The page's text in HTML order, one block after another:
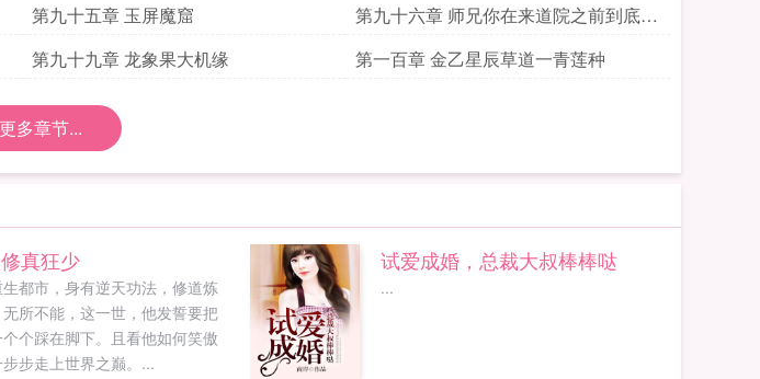
第九十五章 玉屏魔窟
第九十六章 师兄你在来道院之前到底做
的是什么营生二合一
第九十九章 龙象果大机缘 第一百章 金乙星辰草道一青莲种
多章节...
真狂少
都市，身有逆天功法，修道炼
所不能，这一世，他发誓要把
个踩在脚下。且看他如何笑傲
步走上世界之巅。...
试爱成婚，总裁大叔棒棒哒
...